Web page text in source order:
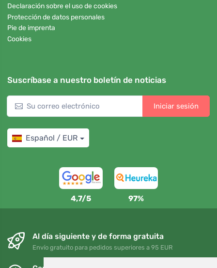
Declaración sobre el uso de cookies
Protección de datos personales
Pie de imprenta
Cookies
Suscríbase a nuestro boletín de noticias
Iniciar sesión
Español / EUR
4,7/5 97%
Al día siguiente y de forma gratuita
Envío gratuito para pedidos superiores a 95 EUR